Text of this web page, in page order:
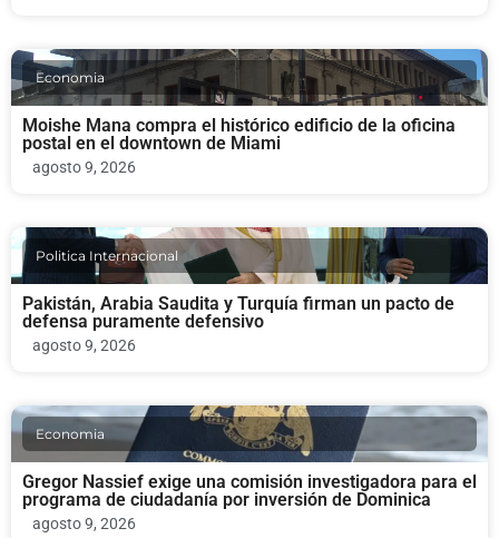
Economia
Moishe Mana compra el histórico edificio de la oficina
postal en el downtown de Miami
agosto 9, 2026
Politica Internacional
Pakistán, Arabia Saudita y Turquía firman un pacto de
defensa puramente defensivo
agosto 9, 2026
Economia
Gregor Nassief exige una comisión investigadora para el
programa de ciudadanía por inversión de Dominica
agosto 9, 2026